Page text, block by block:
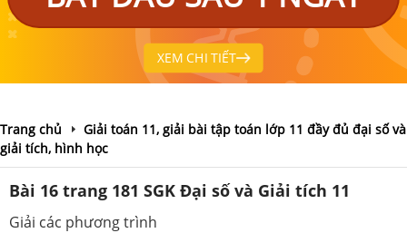
XEM CHI TIẾT
Trang chủ
Giải toán 11, giải bài tập toán lớp 11 đầy đủ đại số và
giải tích, hình học
Bài 16 trang 181 SGK Đại số và Giải tích 11
Giải các phương trình